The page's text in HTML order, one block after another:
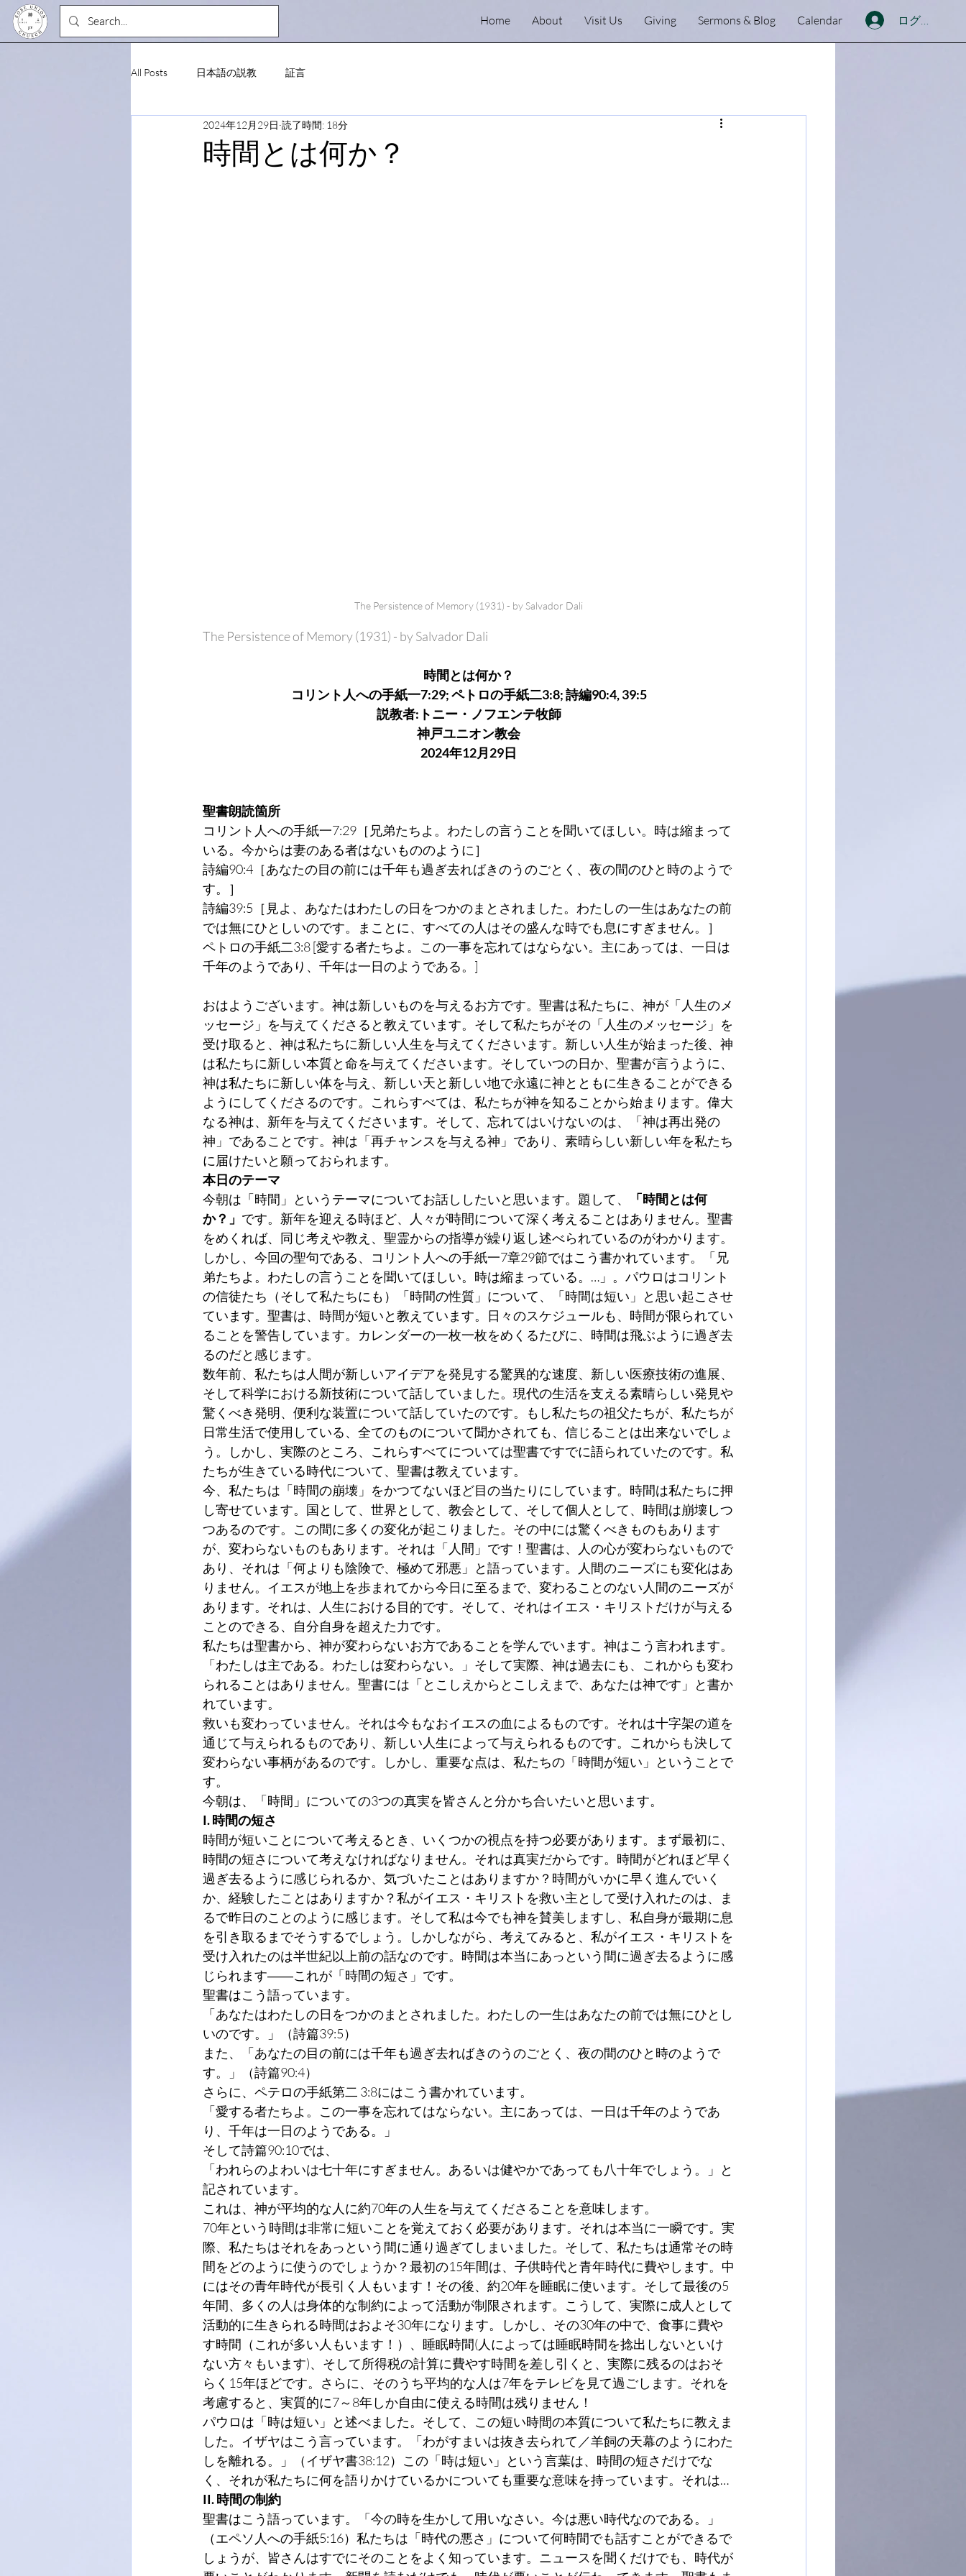
Home About Visit Us Giving Sermons & Blog Calendar ログイン
All Posts 日本語の説教 証言
時間とは何か？
2024年12月29日 読了時間: 18分
The Persistence of Memory (1931) - by Salvador Dali
The Persistence of Memory (1931) - by Salvador Dali
時間とは何か？
コリント人への手紙一7:29; ペトロの手紙二3:8; 詩編90:4, 39:5
説教者:トニー・ノフエンテ牧師
神戸ユニオン教会
2024年12月29日
聖書朗読箇所
コリント人への手紙一7:29［兄弟たちよ。わたしの言うことを聞いてほしい。時は縮まって
いる。今からは妻のある者はないもののように］
詩編90:4［あなたの目の前には千年も過ぎ去ればきのうのごとく、夜の間のひと時のようで
す。］
詩編39:5［見よ、あなたはわたしの日をつかのまとされました。わたしの一生はあなたの前
では無にひとしいのです。まことに、すべての人はその盛んな時でも息にすぎません。］
ペトロの手紙二3:8 [愛する者たちよ。この一事を忘れてはならない。主にあっては、一日は
千年のようであり、千年は一日のようである。]
おはようございます。神は新しいものを与えるお方です。聖書は私たちに、神が「人生のメ
ッセージ」を与えてくださると教えています。そして私たちがその「人生のメッセージ」を
受け取ると、神は私たちに新しい人生を与えてくださいます。新しい人生が始まった後、神
は私たちに新しい本質と命を与えてくださいます。そしていつの日か、聖書が言うように、
神は私たちに新しい体を与え、新しい天と新しい地で永遠に神とともに生きることができる
ようにしてくださるのです。これらすべては、私たちが神を知ることから始まります。偉大
なる神は、新年を与えてくださいます。そして、忘れてはいけないのは、「神は再出発の
神」であることです。神は「再チャンスを与える神」であり、素晴らしい新しい年を私たち
に届けたいと願っておられます。
本日のテーマ
今朝は「時間」というテーマについてお話ししたいと思います。題して、
「時間とは何
か？」 です。新年を迎える時ほど、人々が時間について深く考えることはありません。聖書
をめくれば、同じ考えや教え、聖霊からの指導が繰り返し述べられているのがわかります。
しかし、今回の聖句である、コリント人への手紙一7章29節ではこう書かれています。「兄
弟たちよ。わたしの言うことを聞いてほしい。時は縮まっている。…」。パウロはコリント
の信徒たち（そして私たちにも）「時間の性質」について、「時間は短い」と思い起こさせ
ています。聖書は、時間が短いと教えています。日々のスケジュールも、時間が限られてい
ることを警告しています。カレンダーの一枚一枚をめくるたびに、時間は飛ぶように過ぎ去
るのだと感じます。
数年前、私たちは人間が新しいアイデアを発見する驚異的な速度、新しい医療技術の進展、
そして科学における新技術について話していました。現代の生活を支える素晴らしい発見や
驚くべき発明、便利な装置について話していたのです。もし私たちの祖父たちが、私たちが
日常生活で使用している、全てのものについて聞かされても、信じることは出来ないでしょ
う。しかし、実際のところ、これらすべてについては聖書ですでに語られていたのです。私
たちが生きている時代について、聖書は教えています。
今、私たちは「時間の崩壊」をかつてないほど目の当たりにしています。時間は私たちに押
し寄せています。国として、世界として、教会として、そして個人として、時間は崩壊しつ
つあるのです。この間に多くの変化が起こりました。その中には驚くべきものもあります
が、変わらないものもあります。それは「人間」です！聖書は、人の心が変わらないもので
あり、それは「何よりも陰険で、極めて邪悪」と語っています。人間のニーズにも変化はあ
りません。イエスが地上を歩まれてから今日に至るまで、変わることのない人間のニーズが
あります。それは、人生における目的です。そして、それはイエス・キリストだけが与える
ことのできる、自分自身を超えた力です。
私たちは聖書から、神が変わらないお方であることを学んでいます。神はこう言われます。
「わたしは主である。わたしは変わらない。」そして実際、神は過去にも、これからも変わ
られることはありません。聖書には「とこしえからとこしえまで、あなたは神です」と書か
れています。
救いも変わっていません。それは今もなおイエスの血によるものです。それは十字架の道を
通じて与えられるものであり、新しい人生によって与えられるものです。これからも決して
変わらない事柄があるのです。しかし、重要な点は、私たちの「時間が短い」ということで
す。
今朝は、「時間」についての3つの真実を皆さんと分かち合いたいと思います。
I. 時間の短さ
時間が短いことについて考えるとき、いくつかの視点を持つ必要があります。まず最初に、
時間の短さについて考えなければなりません。それは真実だからです。時間がどれほど早く
過ぎ去るように感じられるか、気づいたことはありますか？時間がいかに早く進んでいく
か、経験したことはありますか？私がイエス・キリストを救い主として受け入れたのは、ま
るで昨日のことのように感じます。そして私は今でも神を賛美しますし、私自身が最期に息
を引き取るまでそうするでしょう。しかしながら、考えてみると、私がイエス・キリストを
受け入れたのは半世紀以上前の話なのです。時間は本当にあっという間に過ぎ去るように感
じられます――これが「時間の短さ」です。
聖書はこう語っています。
「あなたはわたしの日をつかのまとされました。わたしの一生はあなたの前では無にひとし
いのです。」（詩篇39:5）
また、「あなたの目の前には千年も過ぎ去ればきのうのごとく、夜の間のひと時のようで
す。」（詩篇90:4）
さらに、ペテロの手紙第二 3:8にはこう書かれています。
「愛する者たちよ。この一事を忘れてはならない。主にあっては、一日は千年のようであ
り、千年は一日のようである。」
そして詩篇90:10では、
「われらのよわいは七十年にすぎません。あるいは健やかであっても八十年でしょう。」と
記されています。
これは、神が平均的な人に約70年の人生を与えてくださることを意味します。
70年という時間は非常に短いことを覚えておく必要があります。それは本当に一瞬です。実
際、私たちはそれをあっという間に通り過ぎてしまいました。そして、私たちは通常その時
間をどのように使うのでしょうか？最初の15年間は、子供時代と青年時代に費やします。中
にはその青年時代が長引く人もいます！その後、約20年を睡眠に使います。そして最後の5
年間、多くの人は身体的な制約によって活動が制限されます。こうして、実際に成人として
活動的に生きられる時間はおよそ30年になります。しかし、その30年の中で、食事に費や
す時間（これが多い人もいます！）、睡眠時間(人によっては睡眠時間を捻出しないといけ
ない方々もいます)、そして所得税の計算に費やす時間を差し引くと、実際に残るのはおそ
らく15年ほどです。さらに、そのうち平均的な人は7年をテレビを見て過ごします。それを
考慮すると、実質的に7～8年しか自由に使える時間は残りません！
パウロは「時は短い」と述べました。そして、この短い時間の本質について私たちに教えま
した。イザヤはこう言っています。「わがすまいは抜き去られて／羊飼の天幕のようにわた
しを離れる。」（イザヤ書38:12）この「時は短い」という言葉は、時間の短さだけでな
く、それが私たちに何を語りかけているかについても重要な意味を持っています。それは…
II. 時間の制約
聖書はこう語っています。「今の時を生かして用いなさい。今は悪い時代なのである。」
（エペソ人への手紙5:16）私たちは「時代の悪さ」について何時間でも話すことができるで
しょうが、皆さんはすでにそのことをよく知っています。ニュースを聞くだけでも、時代が